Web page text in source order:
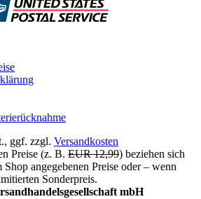
ggf. zzgl. Versandkosten
Preise (z. B. EUR 12,99) beziehen sich
angegebenen Preise oder – wenn
Sonderpreis.
mbH